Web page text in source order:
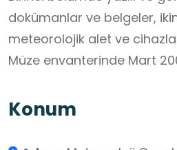
dokümanlar ve belgeler,
meteorolojik alet ve
Müze envanterinde Mart
kayıtlıdır.
Konum